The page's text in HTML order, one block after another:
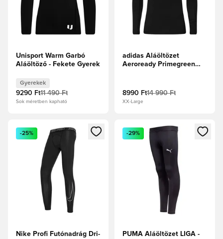
Unisport Warm Garbó
Aláöltöző - Fekete Gyerek
Gyerekek
9290 Ft11 490 Ft
Sok méretben kapható
adidas Aláöltözet
Aeroready Primegreen
8990 Ft14 990 Ft
XX-Large
Megnyit egy modált a bejelentkezéshez vagy a tagként
-25%
Nike Profi Futónadrág Dri-
Megnyit egy modált a
-29%
PUMA Aláöltözet LIGA -